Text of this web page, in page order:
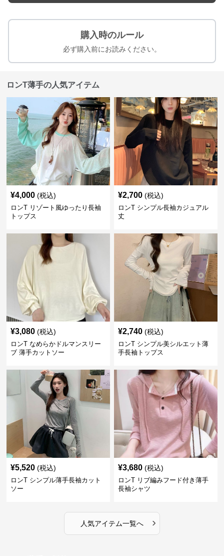
購入時のルール
必ず購入前にお読みください。
ロンT薄手の人気アイテム
¥4,000 (税込)
ロンT リゾート風ゆったり長袖
トップス
¥2,700 (税込)
ロンT シンプル長袖カジュアル
丈
¥3,080 (税込)
ロンT なめらかドルマンスリー
ブ 薄手カットソー
¥2,740 (税込)
ロンT シンプル美シルエット薄
手長袖トップス
¥5,520 (税込)
ロンT シンプル薄手長袖カット
ソー
¥3,680 (税込)
ロンT リブ編みフード付き薄手
長袖シャツ
人気アイテム一覧へ ›